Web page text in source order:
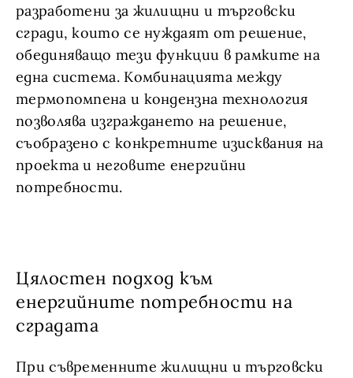
разработени за жилищни и търговски
сгради, които се нуждаят от решение,
обединяващо тези функции в рамките на
една система. Комбинацията между
термопомпена и кондензна технология
позволява изграждането на решение,
съобразено с конкретните изисквания на
проекта и неговите енергийни
потребности.
Цялостен подход към
енергийните потребности на
сградата
При съвременните жилищни и търговски